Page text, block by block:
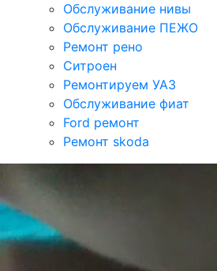
Обслуживание нивы
Обслуживание ПЕЖО
Ремонт рено
Ситроен
Ремонтируем УАЗ
Обслуживание фиат
Ford ремонт
Ремонт skoda